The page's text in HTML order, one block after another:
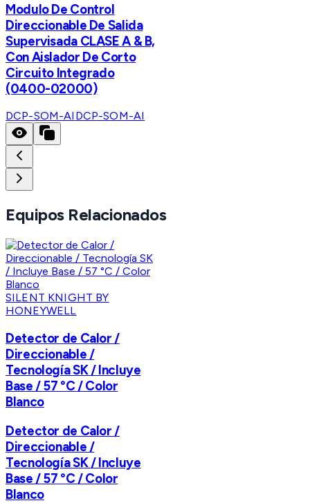
Modulo De Control
Direccionable De Salida
Supervisada CLASE A & B,
Con Aislador De Corto
Circuito Integrado
(0400-02000)
DCP-SOM-AI DCP-SOM-AI
Equipos Relacionados
SILENT KNIGHT BY
HONEYWELL
Detector de Calor /
Direccionable /
Tecnología SK / Incluye
Base / 57 °C / Color
Blanco
Detector de Calor /
Direccionable /
Tecnología SK / Incluye
Base / 57 °C / Color
Blanco